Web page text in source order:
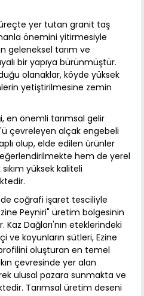
yer tutan granit taş
önemini yitirmesiyle
geleneksel tarım ve
bir yapıya bürünmüştür.
olanaklar, köyde yüksek
yetiştirilmesine zemin
en önemli tarımsal gelir
çevreleyen alçak engebeli
olup, elde edilen ürünler
hem de yerel
yüksek kaliteli
coğrafi işaret tesciliyle
Peyniri" üretim bölgesinin
Dağları'nın eteklerindeki
ve koyunların sütleri, Ezine
oluşturan en temel
çevresinde yer alan
ulusal pazara sunmakta ve
Tarımsal üretim deseni